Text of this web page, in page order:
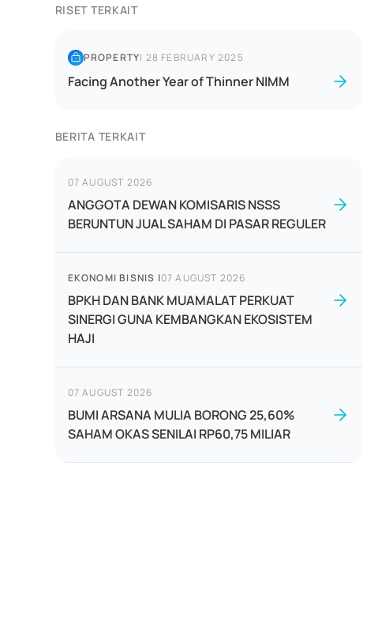
RISET TERKAIT
PROPERTY| 28 FEBRUARY 2025
Facing Another Year of Thinner NIMM
BERITA TERKAIT
07 AUGUST 2026
ANGGOTA DEWAN KOMISARIS NSSS
BERUNTUN JUAL SAHAM DI PASAR REGULER
EKONOMI BISNIS |07 AUGUST 2026
BPKH DAN BANK MUAMALAT PERKUAT
SINERGI GUNA KEMBANGKAN EKOSISTEM
HAJI
07 AUGUST 2026
BUMI ARSANA MULIA BORONG 25,60%
SAHAM OKAS SENILAI RP60,75 MILIAR